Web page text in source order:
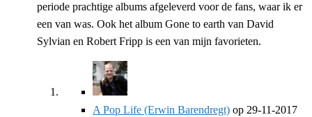
periode prachtige albums afgeleverd voor de fans, waar ik er
een van was. Ook het album Gone to earth van David
Sylvian en Robert Fripp is een van mijn favorieten.
A Pop Life (Erwin Barendregt) op 29-11-2017